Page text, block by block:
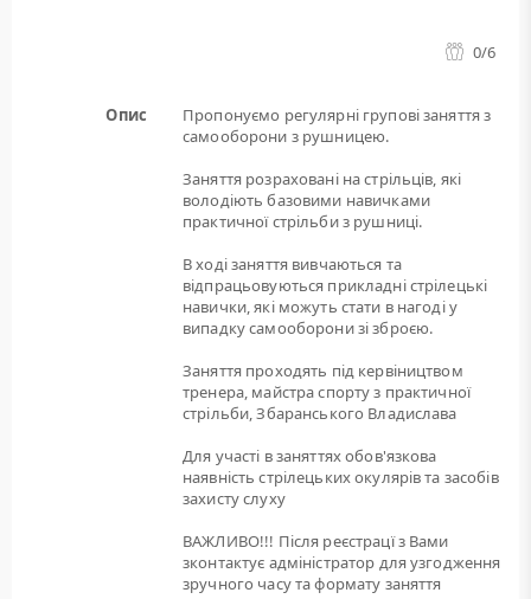
0/6
Опис
Пропонуємо регулярні групові заняття з
самооборони з рушницею.
Заняття розраховані на стрільців, які
володіють базовими навичками
практичної стрільби з рушниці.
В ході заняття вивчаються та
відпрацьовуються прикладні стрілецькі
навички, які можуть стати в нагоді у
випадку самооборони зі зброєю.
Заняття проходять під кервіництвом
тренера, майстра спорту з практичної
стрільби, Збаранського Владислава
Для участі в заняттях обов'язкова
наявність стрілецьких окулярів та засобів
захисту слуху
ВАЖЛИВО!!! Після реєстрацї з Вами
зконтактує адміністратор для узгодження
зручного часу та формату заняття